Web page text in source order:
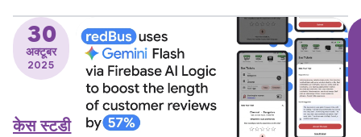
30
अक्टूबर
2025
केस स्टडी